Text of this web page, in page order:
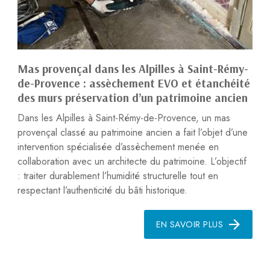
Mas provençal dans les Alpilles à Saint-Rémy-
de-Provence : assèchement EVO et étanchéité
des murs préservation d’un patrimoine ancien
Dans les Alpilles à Saint-Rémy-de-Provence, un mas
provençal classé au patrimoine ancien a fait l’objet d’une
intervention spécialisée d’assèchement menée en
collaboration avec un architecte du patrimoine. L’objectif
: traiter durablement l’humidité structurelle tout en
respectant l’authenticité du bâti historique.
EN SAVOIR PLUS